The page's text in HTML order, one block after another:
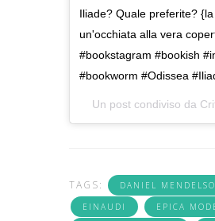
Iliade? Quale preferite?
un'occhiata alla vera
#bookstagram #bookish
#bookworm #Odissea
Un post condiviso da
TAGS: DANIEL
EINAUDI
EPICA